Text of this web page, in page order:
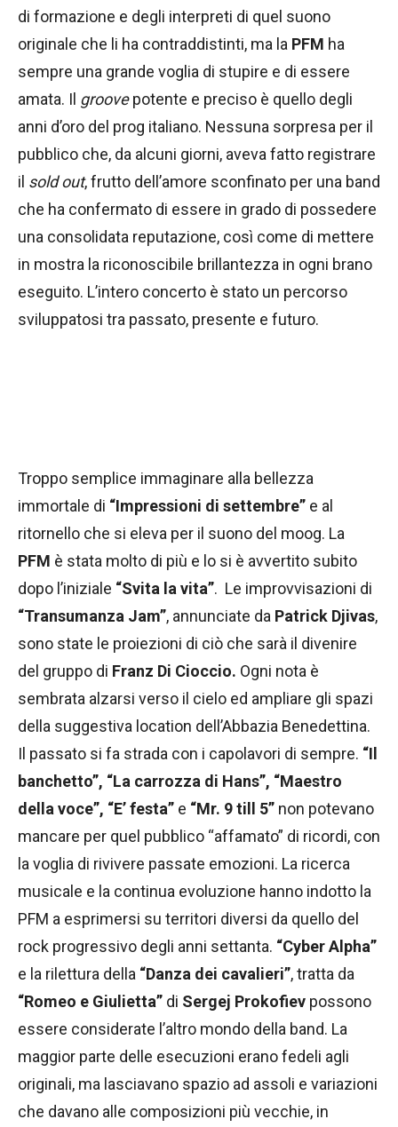
di formazione e degli interpreti di quel suono
originale che li ha contraddistinti, ma la PFM ha
sempre una grande voglia di stupire e di essere
amata. Il groovepotente e preciso è quello degli
anni d’oro del prog italiano. Nessuna sorpresa per il
pubblico che, da alcuni giorni, aveva fatto registrare
il sold out, frutto dell’amore sconfinato per una band
che ha confermato di essere in grado di possedere
una consolidata reputazione, così come di mettere
in mostra la riconoscibile brillantezza in ogni brano
eseguito. L’intero concerto è stato un percorso
sviluppatosi tra passato, presente e futuro.
Troppo semplice immaginare alla bellezza
immortale di “Impressioni di settembre” e al
ritornello che si eleva per il suono del moog. La
PFM è stata molto di più e lo si è avvertito subito
dopo l’iniziale “Svita la vita”. Le improvvisazioni di
“Transumanza Jam”, annunciate da Patrick Djivas,
sono state le proiezioni di ciò che sarà il divenire
del gruppo di Franz Di Cioccio. Ogni nota è
sembrata alzarsi verso il cielo ed ampliare gli spazi
della suggestiva location dell’Abbazia Benedettina.
Il passato si fa strada con i capolavori di sempre. “Il
banchetto”, “La carrozza di Hans”, “Maestro
della voce”, “E’ festa” e “Mr. 9 till 5” non potevano
mancare per quel pubblico “affamato” di ricordi, con
la voglia di rivivere passate emozioni. La ricerca
musicale e la continua evoluzione hanno indotto la
PFM a esprimersi su territori diversi da quello del
rock progressivo degli anni settanta. “Cyber Alpha”
e la rilettura della “Danza dei cavalieri”, tratta da
“Romeo e Giulietta” di Sergej Prokofiev possono
essere considerate l’altro mondo della band. La
maggior parte delle esecuzioni erano fedeli agli
originali, ma lasciavano spazio ad assoli e variazioni
che davano alle composizioni più vecchie, in